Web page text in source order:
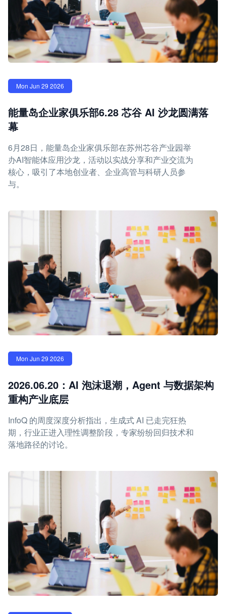
Mon Jun 29 2026
能量岛企业家俱乐部6.28 芯谷 AI 沙龙圆满落
幕
6月28日，能量岛企业家俱乐部在苏州芯谷产业园举
办AI智能体应用沙龙，活动以实战分享和产业交流为
核心，吸引了本地创业者、企业高管与科研人员参
与。
Mon Jun 29 2026
2026.06.20：AI 泡沫退潮，Agent 与数据架构
重构产业底层
InfoQ 的周度深度分析指出，生成式 AI 已走完狂热
期，行业正进入理性调整阶段，专家纷纷回归技术和
落地路径的讨论。